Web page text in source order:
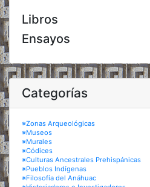
Libros
Ensayos
Categorías
※Zonas Arqueológicas
※Museos
※Murales
※Códices
※Culturas Ancestrales Prehispánicas
※Pueblos Indígenas
※Filosofía del Anáhuac